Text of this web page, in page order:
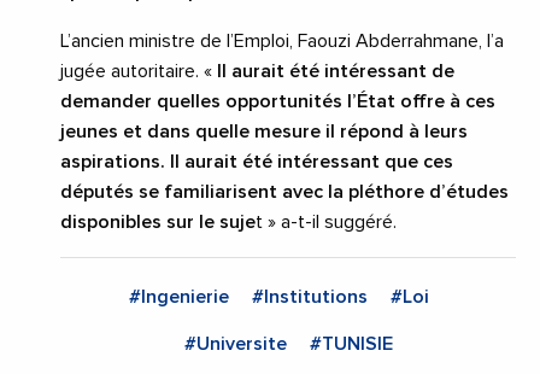
L’ancien ministre de l’Emploi, Faouzi Abderrahmane, l’a
jugée autoritaire. «
Il aurait été intéressant de
demander quelles opportunités l’État offre à ces
jeunes et dans quelle mesure il répond à leurs
aspirations. Il aurait été intéressant que ces
députés se familiarisent avec la pléthore d’études
disponibles sur le sujet » a-t-il suggéré.
#Ingenierie #Institutions #Loi
#Universite #TUNISIE